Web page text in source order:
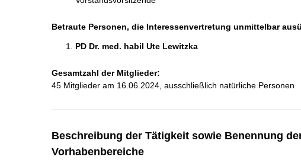
Betraute Personen, die Interessenvertretung unmittelbar
PD Dr. med. habil Ute Lewitzka
Gesamtzahl der Mitglieder:
45 Mitglieder am 16.06.2024, ausschließlich natürliche Personen
Beschreibung der Tätigkeit sowie Benennung
Vorhabenbereiche